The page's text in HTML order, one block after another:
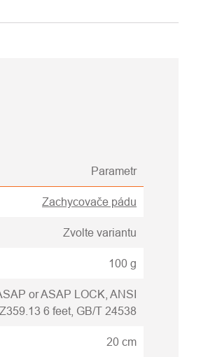
Parametr
Zachycovače pádu
Zvolte variantu
100 g
or ASAP LOCK, ANSI
Z359.13 6 feet, GB/T 24538
20 cm